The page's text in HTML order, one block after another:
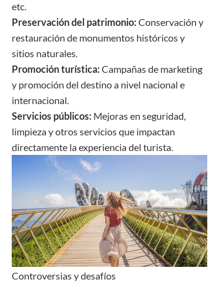
etc.
Preservación del patrimonio: Conservación y
restauración de monumentos históricos y
sitios naturales.
Promoción turística: Campañas de marketing
y promoción del destino a nivel nacional e
internacional.
Servicios públicos: Mejoras en seguridad,
limpieza y otros servicios que impactan
directamente la experiencia del turista.
Controversias y desafíos